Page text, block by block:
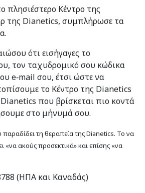
πλησιέστερο Κέντρο της
της Dianetics, συμπλήρωσε τα
ότι εισήγαγες το
τον ταχυδρομικό σου κώδικα
e‑mail σου, έτσι ώστε να
το Κέντρο της Dianetics
που βρίσκεται πιο κοντά
στο μήνυμά σου.
τη θεραπεία της Dianetics. Το να
«να ακούς προσεκτικά» και επίσης «να
(ΗΠΑ και Καναδάς)